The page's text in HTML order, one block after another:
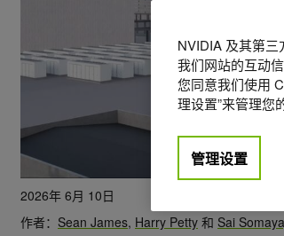
2026年 6月 10日
作者： Sean James, Harry Petty 和 Sai
NVIDIA 及其第
我们网站的互动
您同意我们使用
理设置”来管理您
管理设置